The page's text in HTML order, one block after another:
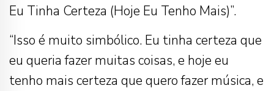
Eu Tinha Certeza (Hoje Eu Tenho Mais)”.
“Isso é muito simbólico. Eu tinha certeza que
eu queria fazer muitas coisas, e hoje eu
tenho mais certeza que quero fazer música, e